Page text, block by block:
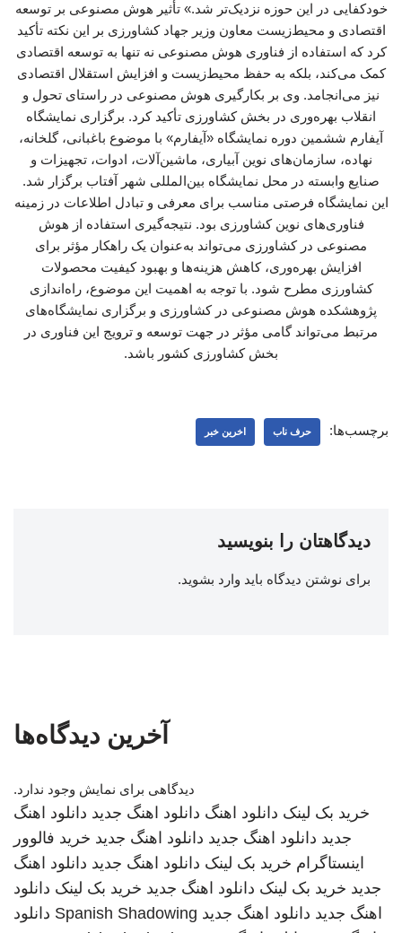
خودکفایی در این حوزه نزدیک‌تر شد.» تأثیر هوش مصنوعی بر توسعه
اقتصادی و محیط‌زیست معاون وزیر جهاد کشاورزی بر این نکته تأکید
کرد که استفاده از فناوری هوش مصنوعی نه تنها به توسعه اقتصادی
کمک می‌کند، بلکه به حفظ محیط‌زیست و افزایش استقلال اقتصادی
نیز می‌انجامد. وی بر بکارگیری هوش مصنوعی در راستای تحول و
انقلاب بهره‌وری در بخش کشاورزی تأکید کرد. برگزاری نمایشگاه
آیفارم ششمین دوره نمایشگاه «آیفارم» با موضوع باغبانی، گلخانه،
نهاده، سازمان‌های نوین آبیاری، ماشین‌آلات، ادوات، تجهیزات و
صنایع وابسته در محل نمایشگاه بین‌المللی شهر آفتاب برگزار شد.
این نمایشگاه فرصتی مناسب برای معرفی و تبادل اطلاعات در زمینه
فناوری‌های نوین کشاورزی بود. نتیجه‌گیری استفاده از هوش
مصنوعی در کشاورزی می‌تواند به‌عنوان یک راهکار مؤثر برای
افزایش بهره‌وری، کاهش هزینه‌ها و بهبود کیفیت محصولات
کشاورزی مطرح شود. با توجه به اهمیت این موضوع، راه‌اندازی
پژوهشکده هوش مصنوعی در کشاورزی و برگزاری نمایشگاه‌های
مرتبط می‌تواند گامی مؤثر در جهت توسعه و ترویج این فناوری در
بخش کشاورزی کشور باشد.
برچسب‌ها: حرف ناب اخرین خبر
دیدگاهتان را بنویسید
برای نوشتن دیدگاه باید وارد بشوید.
آخرین دیدگاه‌ها
دیدگاهی برای نمایش وجود ندارد.
خرید بک لینک دانلود اهنگ دانلود اهنگ جدید دانلود اهنگ
جدید دانلود اهنگ جدید دانلود اهنگ جدید خرید فالوور
اینستاگرام خرید بک لینک دانلود اهنگ جدید دانلود اهنگ
جدید خرید بک لینک دانلود اهنگ جدید خرید بک لینک دانلود
اهنگ جدید دانلود اهنگ جدید Spanish Shadowing دانلود